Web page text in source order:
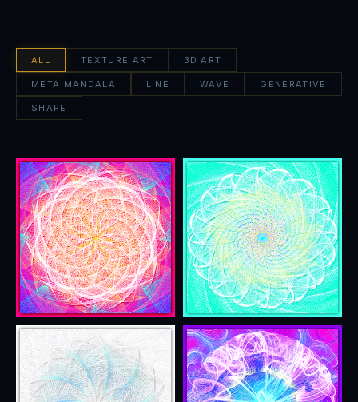
ALL TEXTURE ART 3D ART
META MANDALA LINE WAVE GENERATIVE
SHAPE